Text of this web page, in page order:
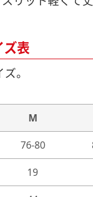
ズ表
。
M
76-80
19